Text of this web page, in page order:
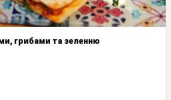
грибами та зеленню